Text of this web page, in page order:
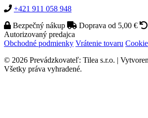
+421 911 058 948
Bezpečný nákup
Doprava od 5,00 €
Autorizovaný predajca
Obchodné podmienky Vrátenie tovaru
© 2026 Prevádzkovateľ: Tilea s.r.o. |
Všetky práva vyhradené.